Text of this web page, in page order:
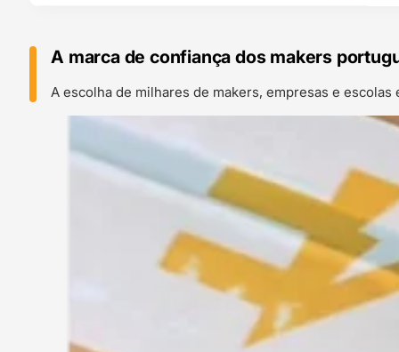
A marca de confiança dos makers
A escolha de milhares de makers, empresas e escolas